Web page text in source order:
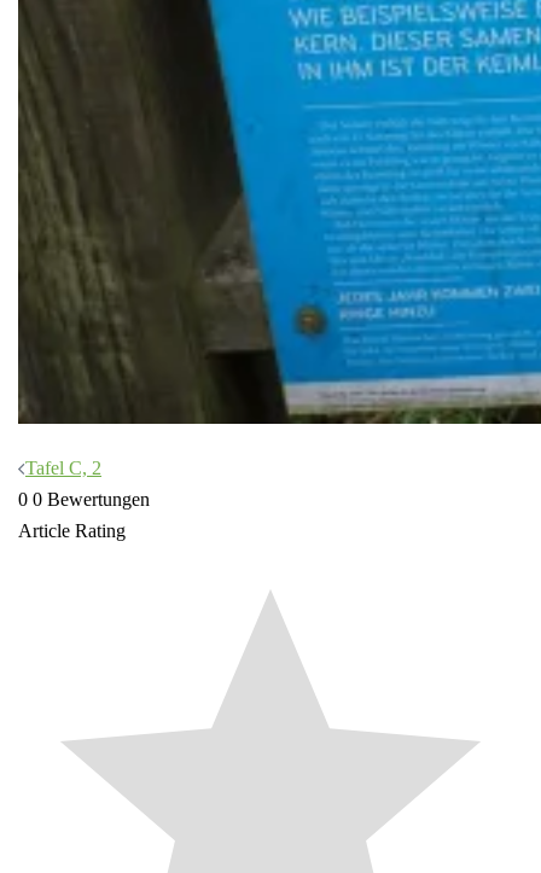
Beitragsnavigation
Tafel C, 2
0 0 Bewertungen
Article Rating